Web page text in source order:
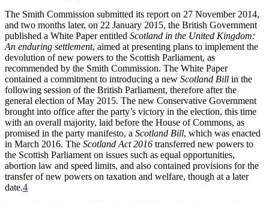
The Smith Commission submitted its report on 27 November 2014,
and two months later, on 22 January 2015, the British Government
published a White Paper entitled Scotland in the United Kingdom:
An enduring settlement, aimed at presenting plans to implement the
devolution of new powers to the Scottish Parliament, as
recommended by the Smith Commission. The White Paper
contained a commitment to introducing a new Scotland Bill in the
following session of the British Parliament, therefore after the
general election of May 2015. The new Conservative Government
brought into office after the party’s victory in the election, this time
with an overall majority, laid before the House of Commons, as
promised in the party manifesto, a Scotland Bill, which was enacted
in March 2016. The Scotland Act 2016 transferred new powers to
the Scottish Parliament on issues such as equal opportunities,
abortion law and speed limits, and also contained provisions for the
transfer of new powers on taxation and welfare, though at a later
date.4